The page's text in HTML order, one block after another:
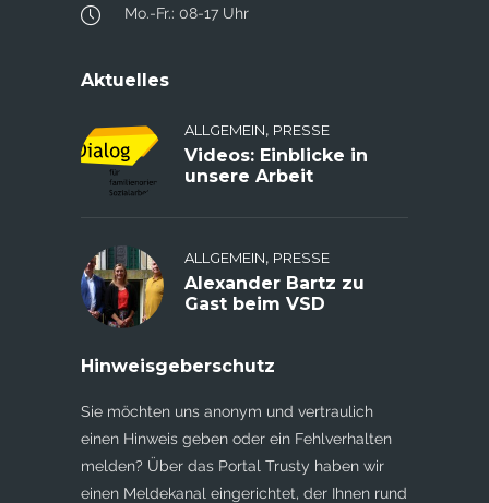
Mo.-Fr.: 08-17 Uhr
Aktuelles
ALLGEMEIN, PRESSE
Videos: Einblicke in
unsere Arbeit
ALLGEMEIN, PRESSE
Alexander Bartz zu
Gast beim VSD
Hinweisgeberschutz
Sie möchten uns anonym und vertraulich
einen Hinweis geben oder ein Fehlverhalten
melden? Über das Portal Trusty haben wir
einen Meldekanal eingerichtet, der Ihnen rund